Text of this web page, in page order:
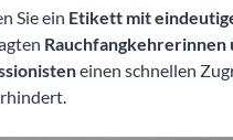
Sie ein Etikett mit
Rauchfangkehrerinnen
einen schnellen